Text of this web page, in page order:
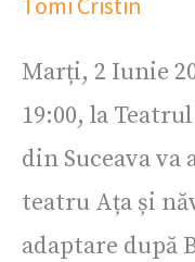
Marți, 2 Iunie
19:00, la
din Suceava va
teatru Ața și
adaptare după